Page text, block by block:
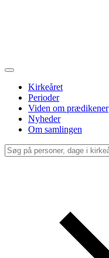
Kirkeåret
Perioder
Viden om prædikener
Nyheder
Om samlingen